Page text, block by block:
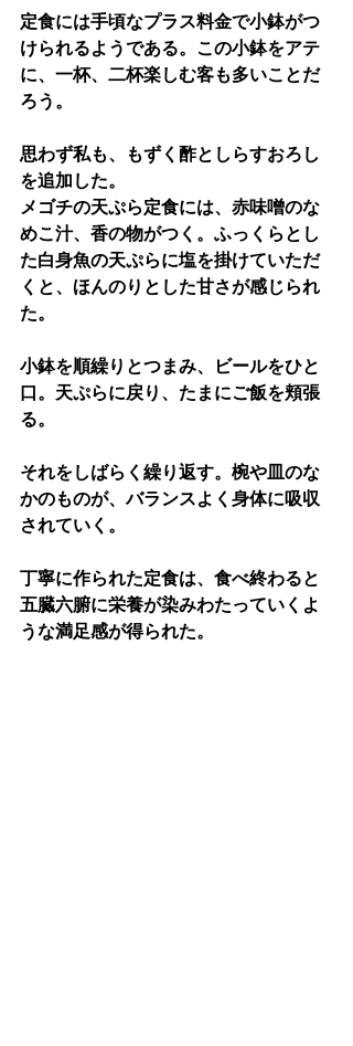
定食には手頃なプラス料金で小鉢がつ
けられるようである。この小鉢をアテ
に、一杯、二杯楽しむ客も多いことだ
ろう。
思わず私も、もずく酢としらすおろし
を追加した。
メゴチの天ぷら定食には、赤味噌のな
めこ汁、香の物がつく。ふっくらとし
た白身魚の天ぷらに塩を掛けていただ
くと、ほんのりとした甘さが感じられ
た。
小鉢を順繰りとつまみ、ビールをひと
口。天ぷらに戻り、たまにご飯を頬張
る。
それをしばらく繰り返す。椀や皿のな
かのものが、バランスよく身体に吸収
されていく。
丁寧に作られた定食は、食べ終わると
五臓六腑に栄養が染みわたっていくよ
うな満足感が得られた。